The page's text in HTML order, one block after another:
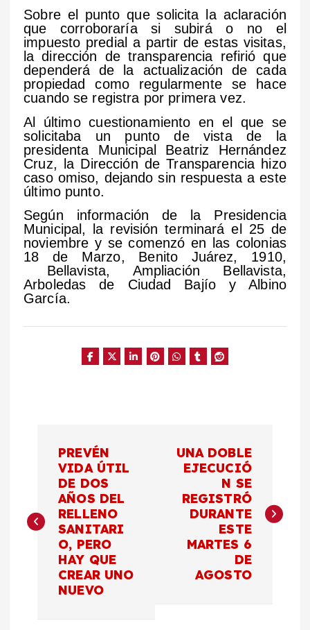
Sobre el punto que solicita la aclaración
que corroboraría si subirá o no el
impuesto predial a partir de estas visitas,
la dirección de transparencia refirió que
dependerá de la actualización de cada
propiedad como regularmente se hace
cuando se registra por primera vez.
Al último cuestionamiento en el que se
solicitaba un punto de vista de la
presidenta Municipal Beatriz Hernández
Cruz, la Dirección de Transparencia hizo
caso omiso, dejando sin respuesta a este
último punto.
Según información de la Presidencia
Municipal, la revisión terminará el 25 de
noviembre y se comenzó en las colonias
18 de Marzo, Benito Juárez, 1910,
Bellavista, Ampliación Bellavista,
Arboledas de Ciudad Bajío y Albino
García.
v
e
PREVÉN
VIDA ÚTIL
DE DOS
AÑOS DEL
RELLENO
SANITARI
O, PERO
HAY QUE
CREAR UNO
NUEVO
UNA DOBLE
EJECUCIÓ
N SE
REGISTRÓ
DURANTE
ESTE
MARTES 6
DE
AGOSTO